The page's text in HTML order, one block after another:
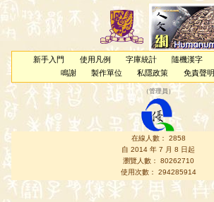
新手入門 使用凡例 字庫統計 隨機漢字
鳴謝
製作單位 私隱政策 免責聲明
（管理員 ）
在線人數： 2858
自 2014 年 7 月 8 日起
瀏覽人數： 80262710
使用次數： 294285914